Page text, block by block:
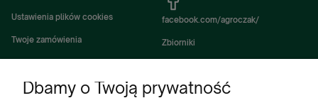
Ustawienia plików cookies
Twoje zamówienia
Ustawienia konta
Ulubione
facebook.com/agroczak/
Zbiorniki
Akcesoria i wyposażenie zbiorników
Dbamy o Twoją prywatność